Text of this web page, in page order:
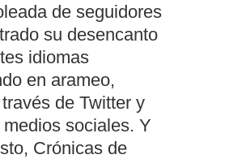
de seguidores
su desencanto
idiomas
en arameo,
de Twitter y
sociales. Y
Crónicas de